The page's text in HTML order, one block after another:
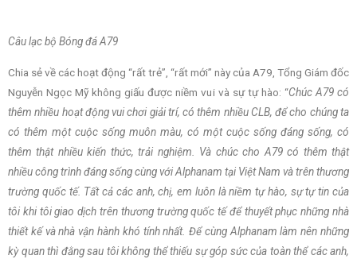
Câu lạc bộ Bóng đá A79
Chia sẻ về các hoạt động “rất trẻ”, “rất mới” này của A79, Tổng Giám đốc
Nguyễn Ngọc Mỹ không giấu được niềm vui và sự tự hào: “Chúc A79 có
thêm nhiều hoạt động vui chơi giải trí, có thêm nhiều CLB, để cho chúng ta
có thêm một cuộc sống muôn màu, có một cuộc sống đáng sống, có
thêm thật nhiều kiến thức, trải nghiệm. Và chúc cho A79 có thêm thật
nhiều công trình đáng sống cùng với Alphanam tại Việt Nam và trên thương
trường quốc tế. Tất cả các anh, chị, em luôn là niềm tự hào, sự tự tin của
tôi khi tôi giao dịch trên thương trường quốc tế để thuyết phục những nhà
thiết kế và nhà vận hành khó tính nhất. Để cùng Alphanam làm nên những
kỳ quan thì đằng sau tôi không thể thiếu sự góp sức của toàn thể các anh,